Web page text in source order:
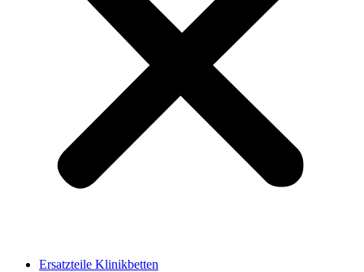
Ersatzteile Klinikbetten